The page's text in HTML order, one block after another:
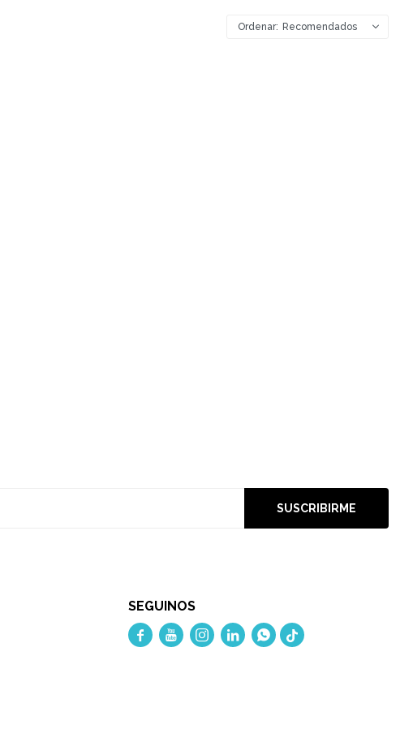
Recomendados
SUSCRIBIRME
SEGUINOS
    